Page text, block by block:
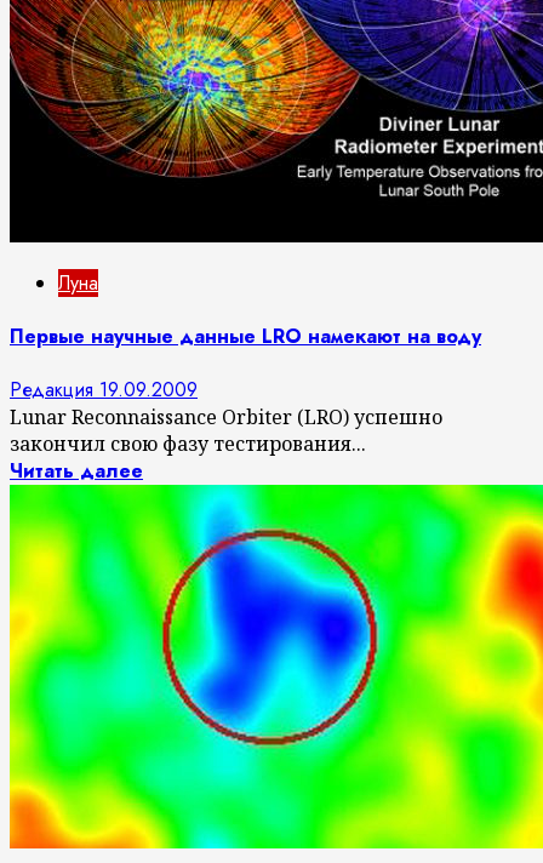
Луна
Первые научные данные LRO намекают на воду
Редакция 19.09.2009
Lunar Reconnaissance Orbiter (LRO) успешно
закончил свою фазу тестирования...
Читать далее